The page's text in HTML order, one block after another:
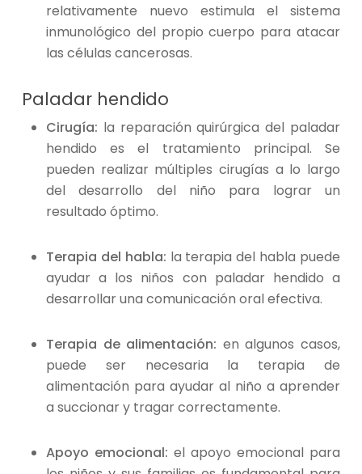
relativamente nuevo estimula el sistema
inmunológico del propio cuerpo para atacar
las células cancerosas.
Paladar hendido
Cirugía: la reparación quirúrgica del paladar
hendido es el tratamiento principal. Se
pueden realizar múltiples cirugías a lo largo
del desarrollo del niño para lograr un
resultado óptimo.
Terapia del habla: la terapia del habla puede
ayudar a los niños con paladar hendido a
desarrollar una comunicación oral efectiva.
Terapia de alimentación: en algunos casos,
puede ser necesaria la terapia de
alimentación para ayudar al niño a aprender
a succionar y tragar correctamente.
Apoyo emocional: el apoyo emocional para